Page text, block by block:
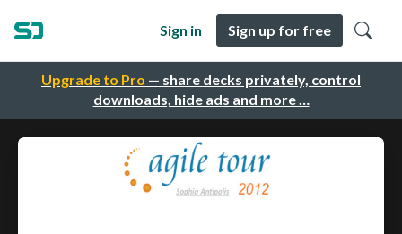
Upgrade to Pro — share decks privately, control
downloads, hide ads and more …
Sign in Sign up for free